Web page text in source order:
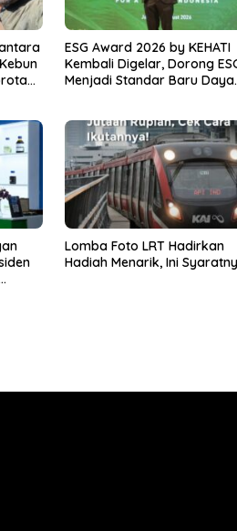
ESG Award 2026 by KEHATI
Kembali Digelar, Dorong
Menjadi Standar Baru Daya
Lomba Foto LRT Hadirkan
Hadiah Menarik, Ini